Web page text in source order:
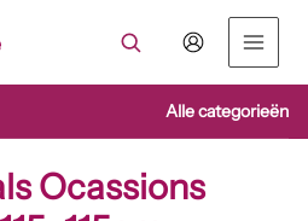
Alle categorieën
Ocassions